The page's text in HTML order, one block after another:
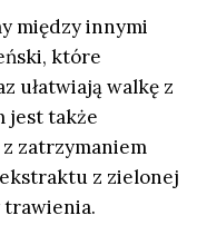
między innymi
które
ułatwiają walkę z
jest także
zatrzymaniem
z zielonej
trawienia.